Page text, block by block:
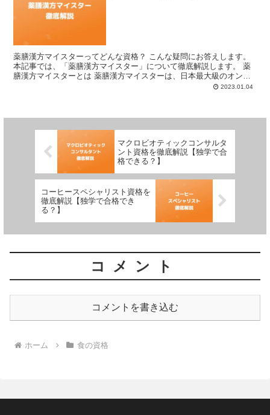
薬膳漢方マイスターってどんな資格？ こんな疑問にお答えします。
本記事では、「薬膳漢方マイスター」について徹底解説します。 薬
膳漢方マイスターとは 薬膳漢方マイスターは、日本最大級のオンラ
2023.01.04
マクロビオティックコンサルタ
ント資格を徹底解説【独学で合
格できる？】
コーヒースペシャリスト資格を
徹底解説【独学で合格でき
る？】
コメント
コメントを書き込む
ホーム 食の資格